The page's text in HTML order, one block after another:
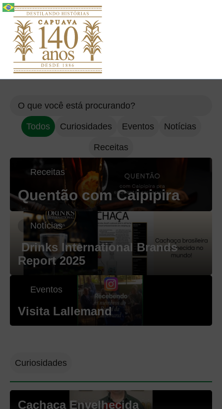
Português
Todos Curiosidades Eventos Notícias
Receitas
Receitas
Quentão com Caipipira
Notícias
Drinks International Brands
Report 2025
Eventos
Visita Lallemand
Curiosidades
Cachaça Envelhecida